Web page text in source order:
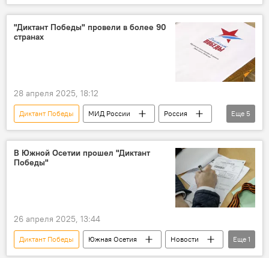
Северная Осетия
Осетинский язык
"Диктант Победы" провели в более 90
странах
28 апреля 2025, 18:12
Диктант Победы МИД России
Россия
Великая Отечественная война
80-летие Победы в Великой Отечественной войне
Южная Осетия
Еще 5
В Южной Осетии прошел "Диктант
Победы"
26 апреля 2025, 13:44
Диктант Победы Южная Осетия
Новости
Еще 1